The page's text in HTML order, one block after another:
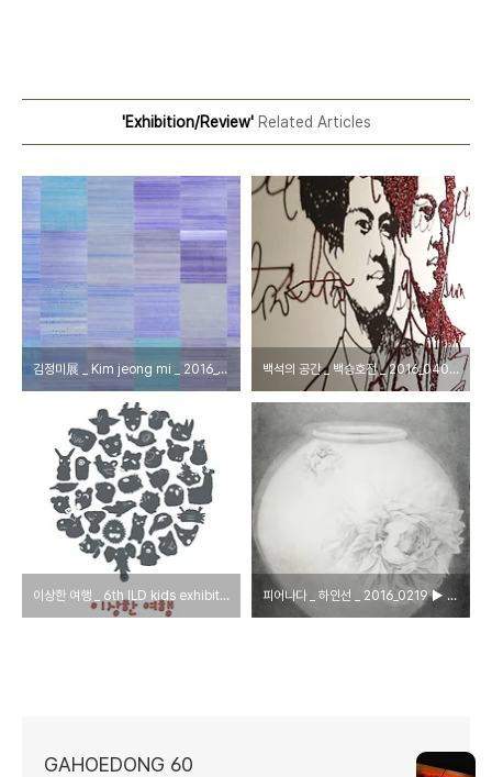
'Exhibition/Review'Related Articles
김정미展 _ Kim jeong mi _ 2016_0414 ▶ 0420 백석의 공간 _ 백승호전 _ 2016_0401 ▶ 0412
이상한 여행 _ 6th ILD kids exhibition _ 2016_0226 ▶ 0302 피어나다 _ 하인선 _ 2016_0219 ▶ 0225
GAHOEDONG 60